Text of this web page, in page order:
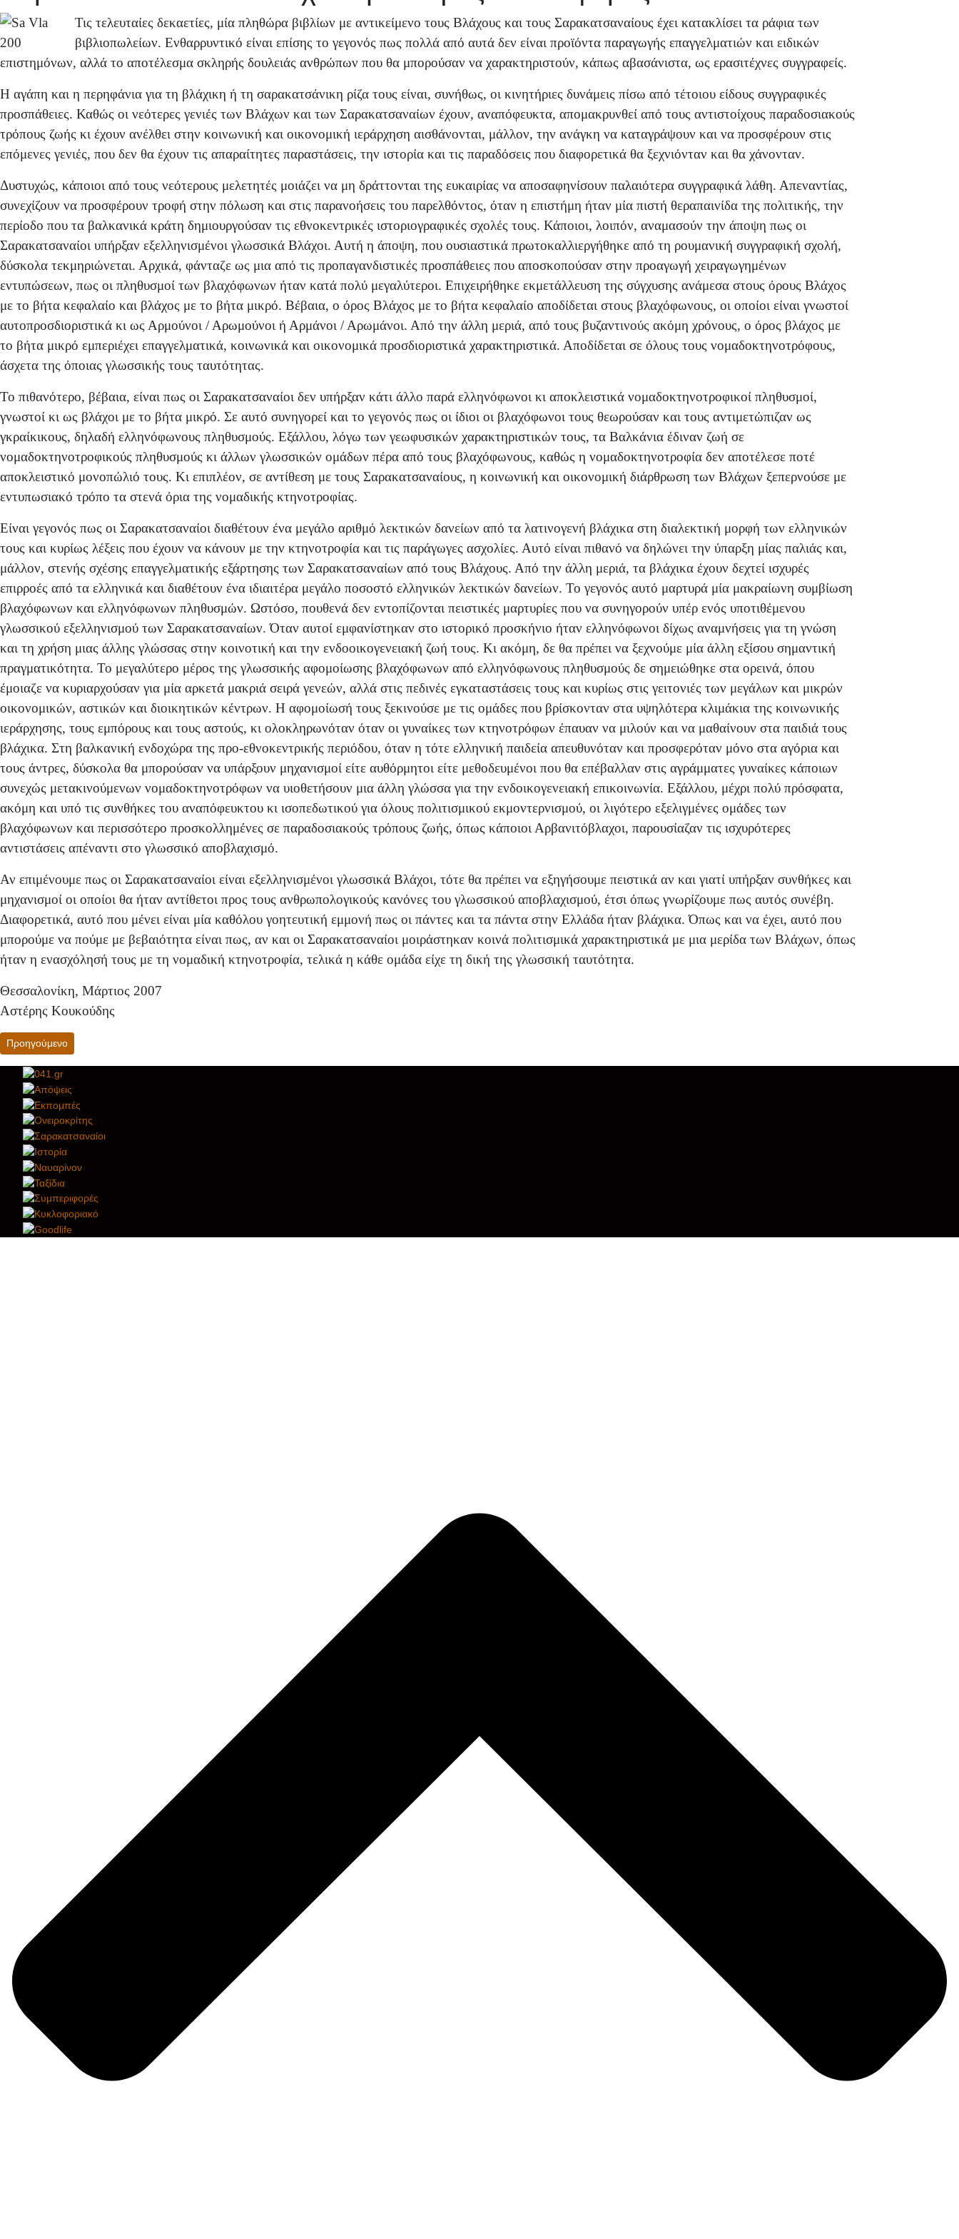
Τις τελευταίες δεκαετίες, μία πληθώρα βιβλίων με αντικείμενο τους Βλάχους και τους Σαρακατσαναίους έχει κατακλίσει τα ράφια των
βιβλιοπωλείων. Ενθαρρυντικό είναι επίσης το γεγονός πως πολλά από αυτά δεν είναι προϊόντα παραγωγής επαγγελματιών και ειδικών
επιστημόνων, αλλά το αποτέλεσμα σκληρής δουλειάς ανθρώπων που θα μπορούσαν να χαρακτηριστούν, κάπως αβασάνιστα, ως ερασιτέχνες συγγραφείς.
Η αγάπη και η περηφάνια για τη βλάχικη ή τη σαρακατσάνικη ρίζα τους είναι, συνήθως, οι κινητήριες δυνάμεις πίσω από τέτοιου είδους συγγραφικές
προσπάθειες. Καθώς οι νεότερες γενιές των Βλάχων και των Σαρακατσαναίων έχουν, αναπόφευκτα, απομακρυνθεί από τους αντιστοίχους παραδοσιακούς
τρόπους ζωής κι έχουν ανέλθει στην κοινωνική και οικονομική ιεράρχηση αισθάνονται, μάλλον, την ανάγκη να καταγράψουν και να προσφέρουν στις
επόμενες γενιές, που δεν θα έχουν τις απαραίτητες παραστάσεις, την ιστορία και τις παραδόσεις που διαφορετικά θα ξεχνιόνταν και θα χάνονταν.
Δυστυχώς, κάποιοι από τους νεότερους μελετητές μοιάζει να μη δράττονται της ευκαιρίας να αποσαφηνίσουν παλαιότερα συγγραφικά λάθη. Απεναντίας,
συνεχίζουν να προσφέρουν τροφή στην πόλωση και στις παρανοήσεις του παρελθόντος, όταν η επιστήμη ήταν μία πιστή θεραπαινίδα της πολιτικής, την
περίοδο που τα βαλκανικά κράτη δημιουργούσαν τις εθνοκεντρικές ιστοριογραφικές σχολές τους. Κάποιοι, λοιπόν, αναμασούν την άποψη πως οι
Σαρακατσαναίοι υπήρξαν εξελληνισμένοι γλωσσικά Βλάχοι. Αυτή η άποψη, που ουσιαστικά πρωτοκαλλιεργήθηκε από τη ρουμανική συγγραφική σχολή,
δύσκολα τεκμηριώνεται. Αρχικά, φάνταζε ως μια από τις προπαγανδιστικές προσπάθειες που αποσκοπούσαν στην προαγωγή χειραγωγημένων
εντυπώσεων, πως οι πληθυσμοί των βλαχόφωνων ήταν κατά πολύ μεγαλύτεροι. Επιχειρήθηκε εκμετάλλευση της σύγχυσης ανάμεσα στους όρους Βλάχος
με το βήτα κεφαλαίο και βλάχος με το βήτα μικρό. Βέβαια, ο όρος Βλάχος με το βήτα κεφαλαίο αποδίδεται στους βλαχόφωνους, οι οποίοι είναι γνωστοί
αυτοπροσδιοριστικά κι ως Αρμούνοι / Αρωμούνοι ή Αρμάνοι / Αρωμάνοι. Από την άλλη μεριά, από τους βυζαντινούς ακόμη χρόνους, ο όρος βλάχος με
το βήτα μικρό εμπεριέχει επαγγελματικά, κοινωνικά και οικονομικά προσδιοριστικά χαρακτηριστικά. Αποδίδεται σε όλους τους νομαδοκτηνοτρόφους,
άσχετα της όποιας γλωσσικής τους ταυτότητας.
Το πιθανότερο, βέβαια, είναι πως οι Σαρακατσαναίοι δεν υπήρξαν κάτι άλλο παρά ελληνόφωνοι κι αποκλειστικά νομαδοκτηνοτροφικοί πληθυσμοί,
γνωστοί κι ως βλάχοι με το βήτα μικρό. Σε αυτό συνηγορεί και το γεγονός πως οι ίδιοι οι βλαχόφωνοι τους θεωρούσαν και τους αντιμετώπιζαν ως
γκραίκικους, δηλαδή ελληνόφωνους πληθυσμούς. Εξάλλου, λόγω των γεωφυσικών χαρακτηριστικών τους, τα Βαλκάνια έδιναν ζωή σε
νομαδοκτηνοτροφικούς πληθυσμούς κι άλλων γλωσσικών ομάδων πέρα από τους βλαχόφωνους, καθώς η νομαδοκτηνοτροφία δεν αποτέλεσε ποτέ
αποκλειστικό μονοπώλιό τους. Κι επιπλέον, σε αντίθεση με τους Σαρακατσαναίους, η κοινωνική και οικονομική διάρθρωση των Βλάχων ξεπερνούσε με
εντυπωσιακό τρόπο τα στενά όρια της νομαδικής κτηνοτροφίας.
Είναι γεγονός πως οι Σαρακατσαναίοι διαθέτουν ένα μεγάλο αριθμό λεκτικών δανείων από τα λατινογενή βλάχικα στη διαλεκτική μορφή των ελληνικών
τους και κυρίως λέξεις που έχουν να κάνουν με την κτηνοτροφία και τις παράγωγες ασχολίες. Αυτό είναι πιθανό να δηλώνει την ύπαρξη μίας παλιάς και,
μάλλον, στενής σχέσης επαγγελματικής εξάρτησης των Σαρακατσαναίων από τους Βλάχους. Από την άλλη μεριά, τα βλάχικα έχουν δεχτεί ισχυρές
επιρροές από τα ελληνικά και διαθέτουν ένα ιδιαιτέρα μεγάλο ποσοστό ελληνικών λεκτικών δανείων. Το γεγονός αυτό μαρτυρά μία μακραίωνη συμβίωση
βλαχόφωνων και ελληνόφωνων πληθυσμών. Ωστόσο, πουθενά δεν εντοπίζονται πειστικές μαρτυρίες που να συνηγορούν υπέρ ενός υποτιθέμενου
γλωσσικού εξελληνισμού των Σαρακατσαναίων. Όταν αυτοί εμφανίστηκαν στο ιστορικό προσκήνιο ήταν ελληνόφωνοι δίχως αναμνήσεις για τη γνώση
και τη χρήση μιας άλλης γλώσσας στην κοινοτική και την ενδοοικογενειακή ζωή τους. Κι ακόμη, δε θα πρέπει να ξεχνούμε μία άλλη εξίσου σημαντική
πραγματικότητα. Το μεγαλύτερο μέρος της γλωσσικής αφομοίωσης βλαχόφωνων από ελληνόφωνους πληθυσμούς δε σημειώθηκε στα ορεινά, όπου
έμοιαζε να κυριαρχούσαν για μία αρκετά μακριά σειρά γενεών, αλλά στις πεδινές εγκαταστάσεις τους και κυρίως στις γειτονιές των μεγάλων και μικρών
οικονομικών, αστικών και διοικητικών κέντρων. Η αφομοίωσή τους ξεκινούσε με τις ομάδες που βρίσκονταν στα υψηλότερα κλιμάκια της κοινωνικής
ιεράρχησης, τους εμπόρους και τους αστούς, κι ολοκληρωνόταν όταν οι γυναίκες των κτηνοτρόφων έπαυαν να μιλούν και να μαθαίνουν στα παιδιά τους
βλάχικα. Στη βαλκανική ενδοχώρα της προ-εθνοκεντρικής περιόδου, όταν η τότε ελληνική παιδεία απευθυνόταν και προσφερόταν μόνο στα αγόρια και
τους άντρες, δύσκολα θα μπορούσαν να υπάρξουν μηχανισμοί είτε αυθόρμητοι είτε μεθοδευμένοι που θα επέβαλλαν στις αγράμματες γυναίκες κάποιων
συνεχώς μετακινούμενων νομαδοκτηνοτρόφων να υιοθετήσουν μια άλλη γλώσσα για την ενδοικογενειακή επικοινωνία. Εξάλλου, μέχρι πολύ πρόσφατα,
ακόμη και υπό τις συνθήκες του αναπόφευκτου κι ισοπεδωτικού για όλους πολιτισμικού εκμοντερνισμού, οι λιγότερο εξελιγμένες ομάδες των
βλαχόφωνων και περισσότερο προσκολλημένες σε παραδοσιακούς τρόπους ζωής, όπως κάποιοι Αρβανιτόβλαχοι, παρουσίαζαν τις ισχυρότερες
αντιστάσεις απέναντι στο γλωσσικό αποβλαχισμό.
Αν επιμένουμε πως οι Σαρακατσαναίοι είναι εξελληνισμένοι γλωσσικά Βλάχοι, τότε θα πρέπει να εξηγήσουμε πειστικά αν και γιατί υπήρξαν συνθήκες και
μηχανισμοί οι οποίοι θα ήταν αντίθετοι προς τους ανθρωπολογικούς κανόνες του γλωσσικού αποβλαχισμού, έτσι όπως γνωρίζουμε πως αυτός συνέβη.
Διαφορετικά, αυτό που μένει είναι μία καθόλου γοητευτική εμμονή πως οι πάντες και τα πάντα στην Ελλάδα ήταν βλάχικα. Όπως και να έχει, αυτό που
μπορούμε να πούμε με βεβαιότητα είναι πως, αν και οι Σαρακατσαναίοι μοιράστηκαν κοινά πολιτισμικά χαρακτηριστικά με μια μερίδα των Βλάχων, όπως
ήταν η ενασχόλησή τους με τη νομαδική κτηνοτροφία, τελικά η κάθε ομάδα είχε τη δική της γλωσσική ταυτότητα.
Θεσσαλονίκη, Μάρτιος 2007
Αστέρης Κουκούδης
Προηγούμενο άρθρο: Δόλοπες και Δολοπία
Προηγούμενο